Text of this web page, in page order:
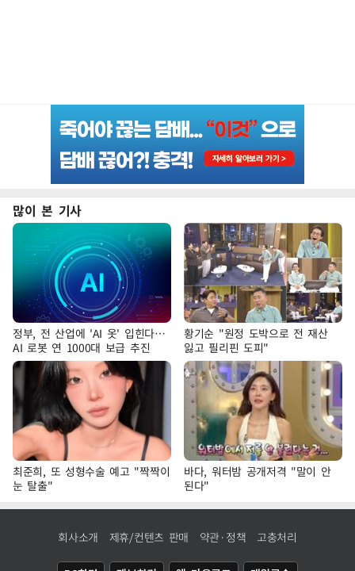
많이 본 기사
정부, 전 산업에 'AI 옷' 입힌다…
AI 로봇 연 1000대 보급 추진
황기순 "원정 도박으로 전 재산
잃고 필리핀 도피"
최준희, 또 성형수술 예고 "짝짝이
눈 탈출"
바다, 워터밤 공개저격 "말이 안
된다"
회사소개 제휴/컨텐츠 판매 약관·정책 고충처리